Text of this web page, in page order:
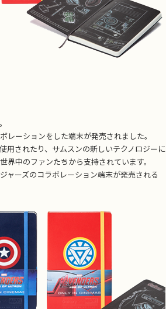
ーションをした端末が発売されました。
用されたり、サムスンの新しいテクノロジーに
中のファンたちから支持されています。
ャーズのコラボレーション端末が発売される